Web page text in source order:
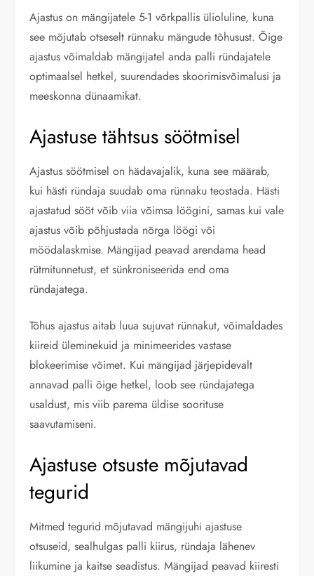
Ajastus on mängijatele 5-1 võrkpallis ülioluline, kuna
see mõjutab otseselt rünnaku mängude tõhusust. Õige
ajastus võimaldab mängijatel anda palli ründajatele
optimaalsel hetkel, suurendades skoorimisvõimalusi ja
meeskonna dünaamikat.
Ajastuse tähtsus söötmisel
Ajastus söötmisel on hädavajalik, kuna see määrab,
kui hästi ründaja suudab oma rünnaku teostada. Hästi
ajastatud sööt võib viia võimsa löögini, samas kui vale
ajastus võib põhjustada nõrga löögi või
möödalaskmise. Mängijad peavad arendama head
rütmitunnetust, et sünkroniseerida end oma
ründajatega.
Tõhus ajastus aitab luua sujuvat rünnakut, võimaldades
kiireid üleminekuid ja minimeerides vastase
blokeerimise võimet. Kui mängijad järjepidevalt
annavad palli õige hetkel, loob see ründajatega
usaldust, mis viib parema üldise soorituse
saavutamiseni.
Ajastuse otsuste mõjutavad
tegurid
Mitmed tegurid mõjutavad mängijuhi ajastuse
otsuseid, sealhulgas palli kiirus, ründaja lähenev
liikumine ja kaitse seadistus. Mängijad peavad kiiresti